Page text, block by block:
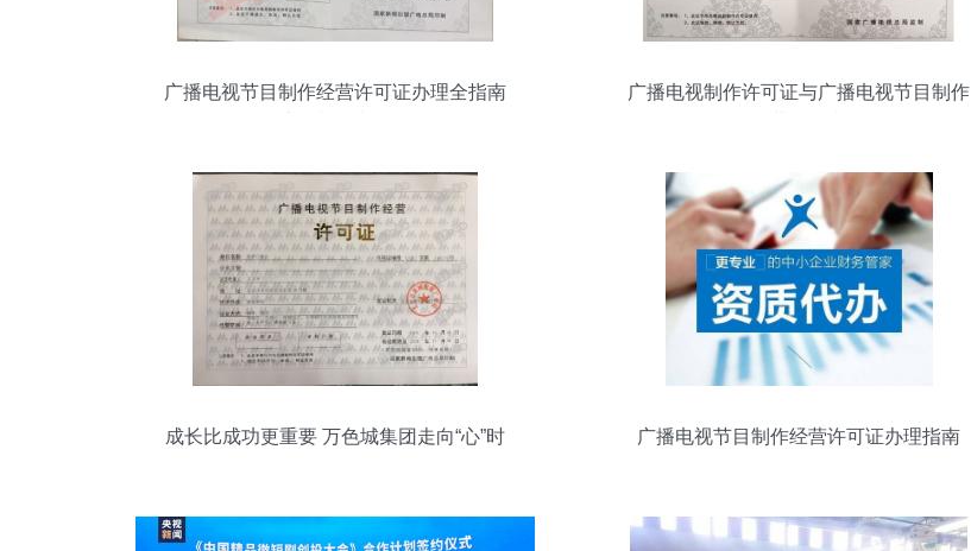
广播电视节目制作经营许可证办理全指南
广播电视制作许可证与广播电视节目制作
成长比成功更重要 万色城集团走向“心”时
广播电视节目制作经营许可证办理指南